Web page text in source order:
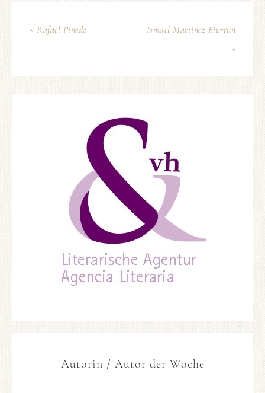
« Rafael Pinedo
Ismael Martinez Biurrun
»
Autorin / Autor der Woche